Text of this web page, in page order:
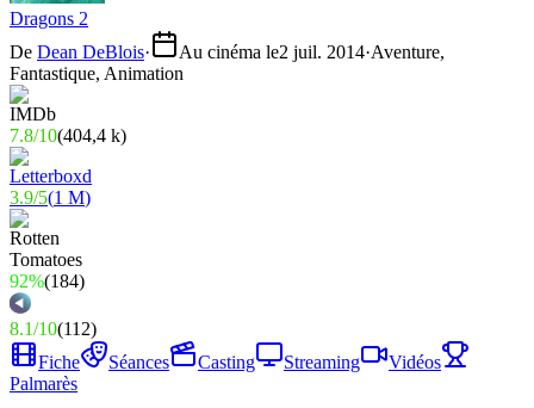
Dragons 2
De Dean DeBlois· Au cinéma le2 juil. 2014·Aventure,
Fantastique, Animation
7.8/10(404,4 k)
3.9/5(1 M)
92%(184)
8.1/10(112)
Fiche
Séances Casting Streaming
Vidéos
Palmarès